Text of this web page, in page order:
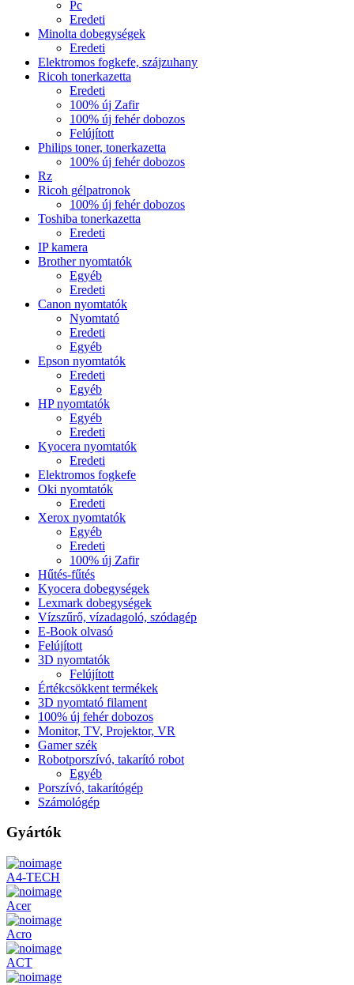
Pc
Eredeti
Minolta dobegységek
Eredeti
Elektromos fogkefe, szájzuhany
Ricoh tonerkazetta
Eredeti
100% új Zafir
100% új fehér dobozos
Felújított
Philips toner, tonerkazetta
100% új fehér dobozos
Rz
Ricoh gélpatronok
100% új fehér dobozos
Toshiba tonerkazetta
Eredeti
IP kamera
Brother nyomtatók
Egyéb
Eredeti
Canon nyomtatók
Nyomtató
Eredeti
Egyéb
Epson nyomtatók
Eredeti
Egyéb
HP nyomtatók
Egyéb
Eredeti
Kyocera nyomtatók
Eredeti
Elektromos fogkefe
Oki nyomtatók
Eredeti
Xerox nyomtatók
Egyéb
Eredeti
100% új Zafir
Hűtés-fűtés
Kyocera dobegységek
Lexmark dobegységek
Vízszűrő, vízadagoló, szódagép
E-Book olvasó
Felújított
3D nyomtatók
Felújított
Értékcsökkent termékek
3D nyomtató filament
100% új fehér dobozos
Monitor, TV, Projektor, VR
Gamer szék
Robotporszívó, takarító robot
Egyéb
Porszívó, takarítógép
Számológép
Gyártók
A4-TECH
Acer
Acro
ACT